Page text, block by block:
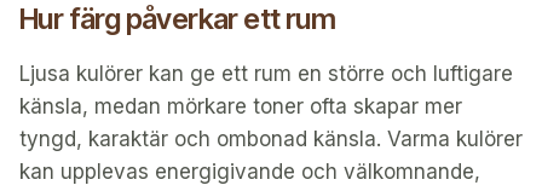
Hur färg påverkar ett rum
Ljusa kulörer kan ge ett rum en större och luftigare
känsla, medan mörkare toner ofta skapar mer
tyngd, karaktär och ombonad känsla. Varma kulörer
kan upplevas energigivande och välkomnande,